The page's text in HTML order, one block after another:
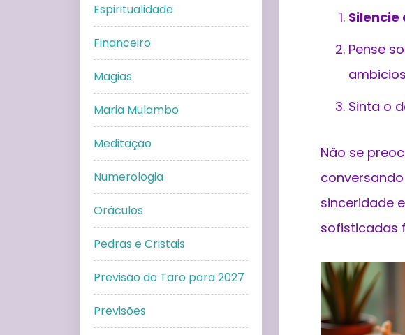
Pense
Sinta o
Não se
sinceridade
sofisticadas
Espiritualidade
Financeiro
Magias
Maria Mulambo
Meditação
Numerologia
Oráculos
Pedras e Cristais
Previsão do Taro para 2027
Previsões